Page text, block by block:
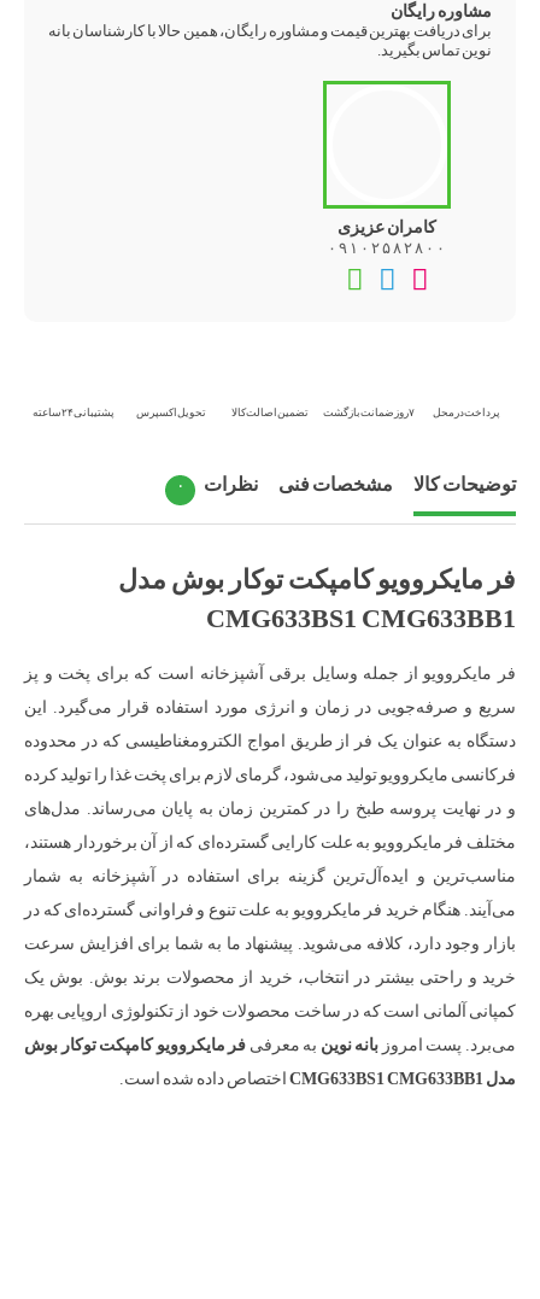
مشاوره رایگان
برای دریافت بهترین قیمت و مشاوره رایگان، همین حالا با کارشناسان بانه
نوین تماس بگیرید.
کامران عزیزی
۰۹۱۰۲۵۸۲۸۰۰
تماس
تلفنی
تلگرام
پرداخت در محل ۷ روز ضمانت بازگشت تضمین اصالت کالا تحویل اکسپرس پشتیبانی ۲۴ ساعته
توضیحات کالا مشخصات فنی نظرات ۰
فر مایکروویو کامپکت توکار بوش مدل
CMG633BS1 CMG633BB1
فر مایکروویو از جمله وسایل برقی آشپزخانه است که برای پخت و پز
سریع و صرفه‌جویی در زمان و انرژی مورد استفاده قرار می‌گیرد. این
دستگاه به عنوان یک فر از طریق امواج الکترومغناطیسی که در محدوده
فرکانسی مایکروویو تولید می‌شود، گرمای لازم برای پخت غذا را تولید کرده
و در نهایت پروسه طبخ را در کمترین زمان به پایان می‌رساند. مدل‌های
مختلف فر مایکروویو به علت کارایی گسترده‌ای که از آن برخوردار هستند،
مناسب‌ترین و ایده‌آل‌ترین گزینه برای استفاده در آشپزخانه به شمار
می‌آیند. هنگام خرید فر مایکروویو به علت تنوع و فراوانی گسترده‌ای که در
بازار وجود دارد، کلافه می‌شوید. پیشنهاد ما به شما برای افزایش سرعت
خرید و راحتی بیشتر در انتخاب، خرید از محصولات برند بوش. بوش یک
کمپانی آلمانی است که در ساخت محصولات خود از تکنولوژی اروپایی بهره
می‌برد. پست امروز بانه نوین به معرفی فر مایکروویو کامپکت توکار بوش
مدل CMG633BS1 CMG633BB1
اختصاص داده شده است.